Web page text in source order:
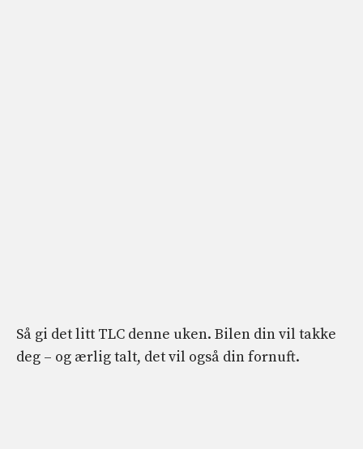
Så gi det litt TLC denne uken. Bilen din vil takke
deg – og ærlig talt, det vil også din fornuft.